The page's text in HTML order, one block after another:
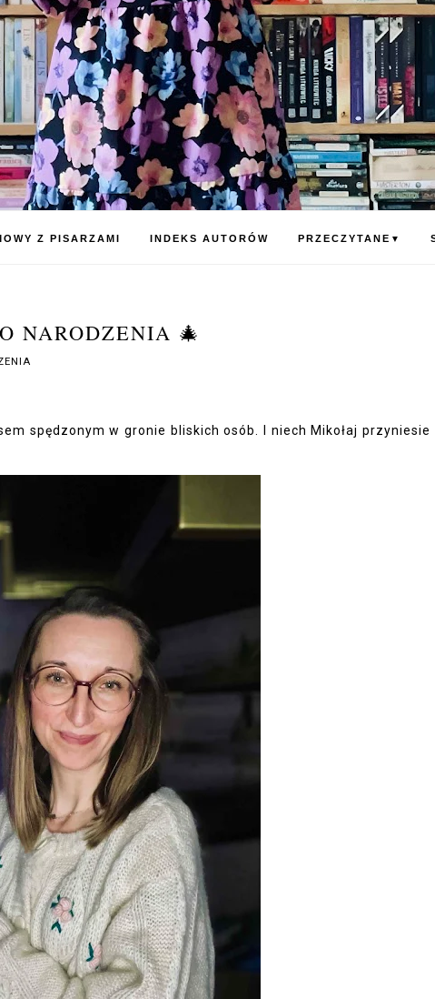
Z PISARZAMI INDEKS AUTORÓW PRZECZYTANE ▼
NARODZENIA 🎄
spędzonym w gronie bliskich osób. I niech Mikołaj przyniesie